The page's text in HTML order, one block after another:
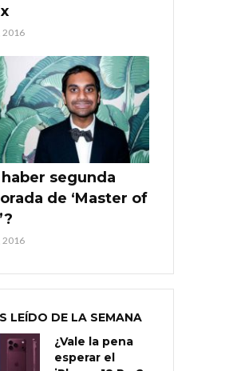
2016
haber segunda
de ‘Master of
2016
LEÍDO DE LA SEMANA
¿Vale la pena
esperar el